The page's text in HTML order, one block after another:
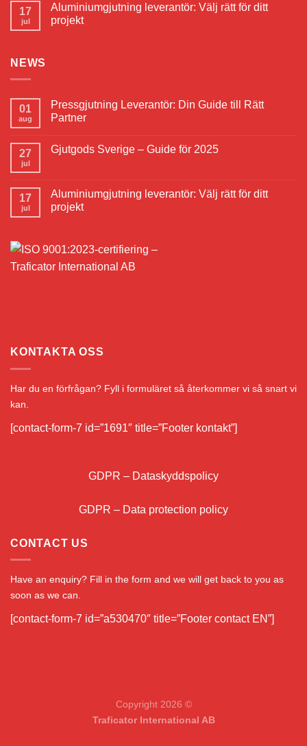
17
jul
Aluminiumgjutning leverantör: Välj rätt för ditt
projekt
NEWS
01
aug
Pressgjutning Leverantör: Din Guide till Rätt
Partner
27
jul
Gjutgods Sverige – Guide för 2025
17
jul
Aluminiumgjutning leverantör: Välj rätt för ditt
projekt
KONTAKTA OSS
Har du en förfrågan? Fyll i formuläret så återkommer vi så snart vi
kan.
[contact-form-7 id=”1691″ title=”Footer kontakt”]
GDPR – Dataskyddspolicy
GDPR – Data protection policy
CONTACT US
Have an enquiry? Fill in the form and we will get back to you as
soon as we can.
[contact-form-7 id=”a530470″ title=”Footer contact EN”]
Copyright 2026 ©
Traficator International AB